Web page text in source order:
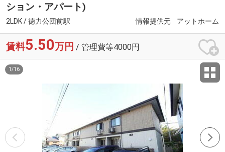
ション・アパート)
2LDK / 徳力公団前駅 情報提供元 アットホーム
賃料5.50万円 / 管理費等4000円
1 /16